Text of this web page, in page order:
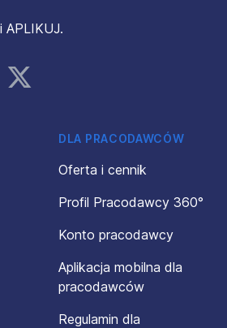
Instagram
DLA PRACODAWCÓW
Oferta i cennik
Profil Pracodawcy 360°
Konto pracodawcy
Aplikacja mobilna dla
pracodawców
Regulamin dla